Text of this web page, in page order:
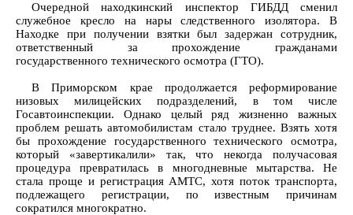
Очередной находкинский инспектор ГИБДД сменил
служебное кресло на нары следственного изолятора. В
Находке при получении взятки был задержан сотрудник,
ответственный за прохождение гражданами
государственного технического осмотра (ГТО).
В Приморском крае продолжается реформирование
низовых милицейских подразделений, в том числе
Госавтоинспекции. Однако целый ряд жизненно важных
проблем решать автомобилистам стало труднее. Взять хотя
бы прохождение государственного технического осмотра,
который «завертикалили» так, что некогда получасовая
процедура превратилась в многодневные мытарства. Не
стала проще и регистрация АМТС, хотя поток транспорта,
подлежащего регистрации, по известным причинам
сократился многократно.